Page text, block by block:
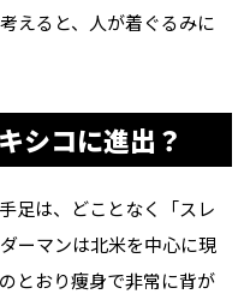
えると、人が着ぐるみに
シコに進出？
足は、どことなく「スレ
ーマンは北米を中心に現
とおり痩身で非常に背が